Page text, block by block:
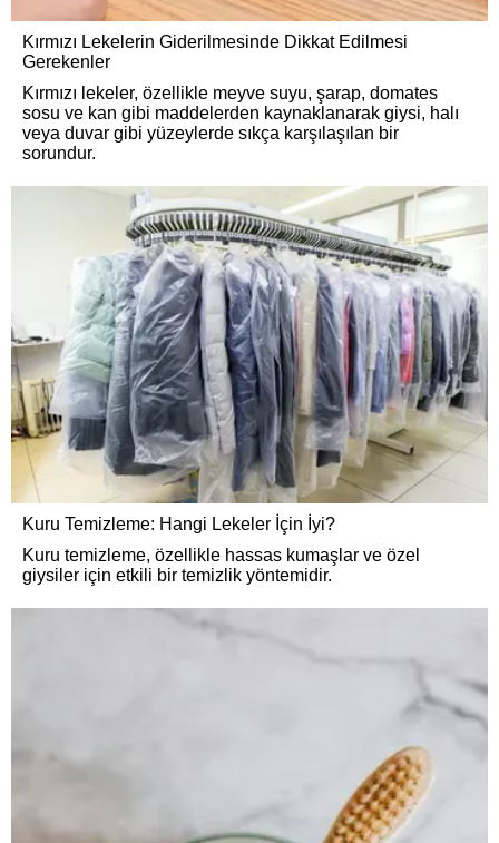
Kırmızı Lekelerin Giderilmesinde Dikkat Edilmesi
Gerekenler
Kırmızı lekeler, özellikle meyve suyu, şarap, domates
sosu ve kan gibi maddelerden kaynaklanarak giysi, halı
veya duvar gibi yüzeylerde sıkça karşılaşılan bir
sorundur.
Kuru Temizleme: Hangi Lekeler İçin İyi?
Kuru temizleme, özellikle hassas kumaşlar ve özel
giysiler için etkili bir temizlik yöntemidir.